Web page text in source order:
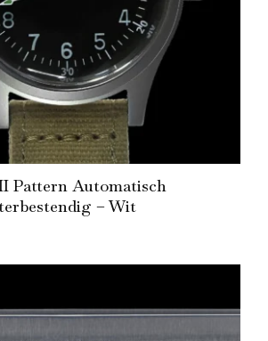
Pattern Automatisch
– Wit